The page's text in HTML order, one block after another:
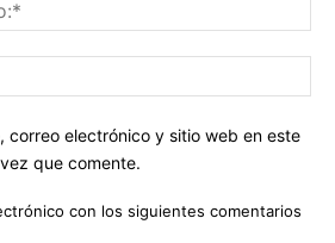
correo electrónico y sitio web en este
que comente.
con los siguientes comentarios